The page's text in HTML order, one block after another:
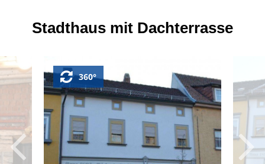
Stadthaus mit Dachterrasse
360°